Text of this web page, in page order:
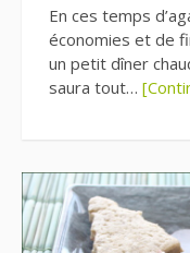
En ces temps
économies et de
un petit dîner
saura tout…